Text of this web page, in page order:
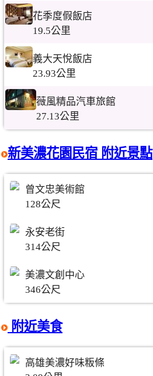
花季度假飯店
19.5公里
義大天悅飯店
23.93公里
薇風精品汽車旅館
27.13公里
新美濃花園民宿 附近景點
曾文忠美術館
128公尺
永安老街
314公尺
美濃文創中心
346公尺
附近美食
高雄美濃好味粄條